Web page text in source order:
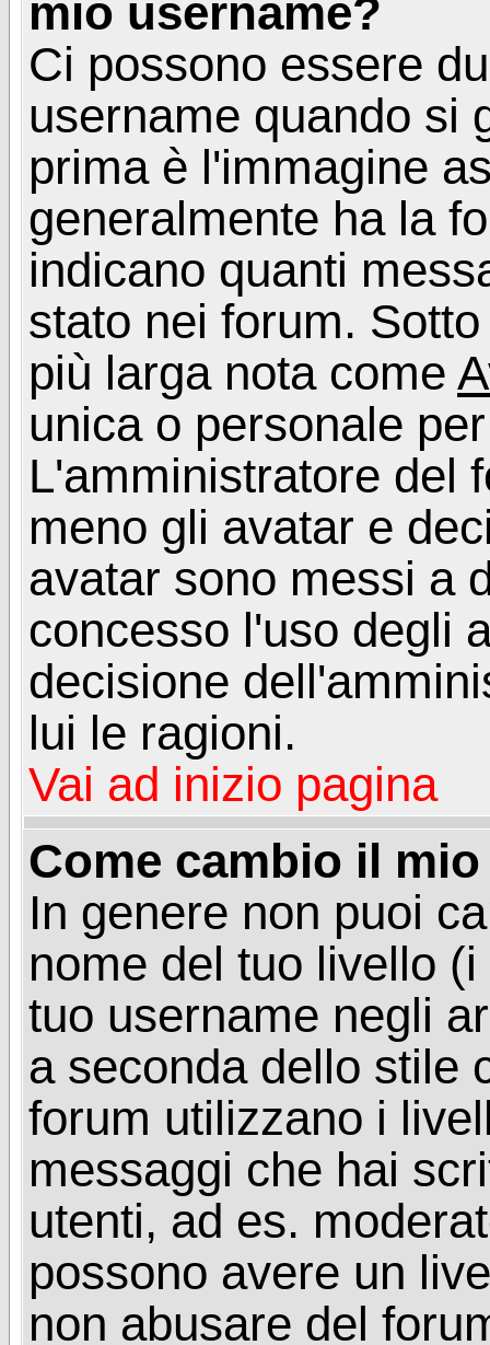
mio username?
Ci possono essere
username quando si
prima è l'immagine
generalmente ha la
indicano quanti
stato nei forum.
più larga nota come
unica o personale
L'amministratore del
meno gli avatar e
avatar sono messi a
concesso l'uso degli
decisione
lui le ragioni.
Vai ad inizio pagina
Come cambio il
In genere non puoi
nome del tuo livello
tuo username negli
a seconda dello stile
forum utilizzano i
messaggi che hai
utenti, ad es.
possono avere un
non abusare del